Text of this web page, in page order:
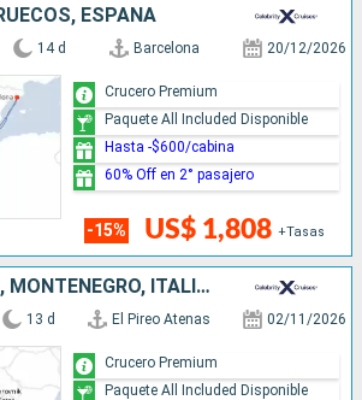
ESPAÑA
14 d Barcelona 20/12/2026
-15% US$ 1,808 +Tasas
Crucero Premium
Paquete All Included Disponible
Hasta -$600/cabina
60% Off en 2° pasajero
GRECIA, CROACIA, MONTENEGRO, ITALIA, FRANCIA, ESPAÑA
13 d El Pireo Atenas 02/11/2026
Crucero Premium
Paquete All Included Disponible